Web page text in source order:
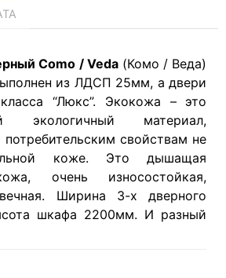
Como / Veda(Комо / Веда)
из ЛДСП 25мм, а двери
“Люкс”. Экокожа – это
экологичный материал,
свойствам не
коже. Это дышащая
очень износостойкая,
Ширина 3-х дверного
шкафа 2200мм. И разный